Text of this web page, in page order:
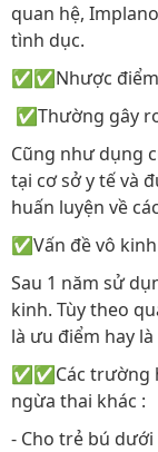
quan hệ,
tình dục.
✅✅Nhược điểm
✅Thường gây
Cũng như dụng
tại cơ sở y tế và
huấn luyện về
✅Vấn đề vô
Sau 1 năm sử
kinh. Tùy theo
là ưu điểm hay
✅✅Các trường
ngừa thai khác :
- Cho trẻ bú